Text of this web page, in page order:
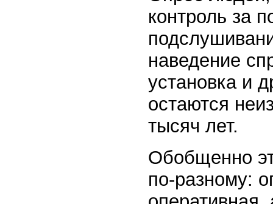
контроль за
наведение
установка и
остаются
тысяч лет.
Обобщенно
по-разному: